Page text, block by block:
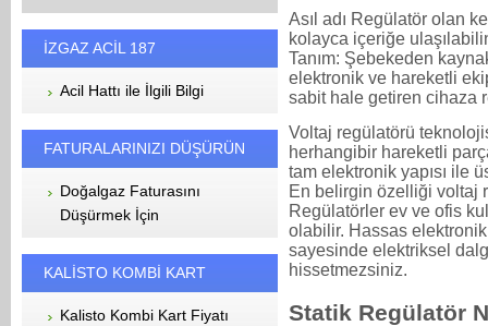
İZGAZ ACİL 187
Acil Hattı ile İlgili Bilgi
FATURALARINIZI DÜŞÜRÜN
Doğalgaz Faturasını
Düşürmek İçin
KALİSTO KOMBİ KART
Kalisto Kombi Kart Fiyatı
Asıl adı Regülatör olan
kolayca içeriğe
Tanım: Şebekeden
elektronik ve hareketli
sabit hale getiren cihaza
Voltaj regülatörü
herhangibir hareketli
tam elektronik yapısı ile
En belirgin özelliği voltaj
Regülatörler ev ve ofis
olabilir. Hassas
sayesinde elektriksel
hissetmezsiniz.
Statik Regülatör